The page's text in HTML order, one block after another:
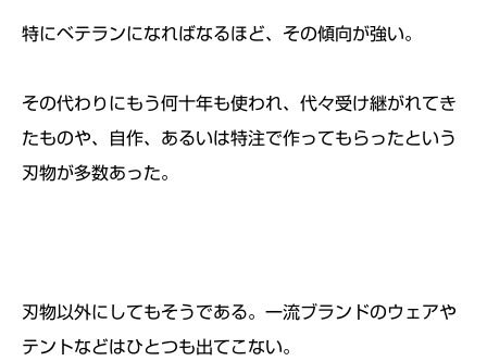
特にベテランになればなるほど、その傾向が強い。
その代わりにもう何十年も使われ、代々受け継がれてき
たものや、
自作、あるいは特注で作ってもらったという
刃物が多数あった。
刃物以外にしてもそうである。 一流ブランドのウェアや
テントなどはひとつも出てこない。